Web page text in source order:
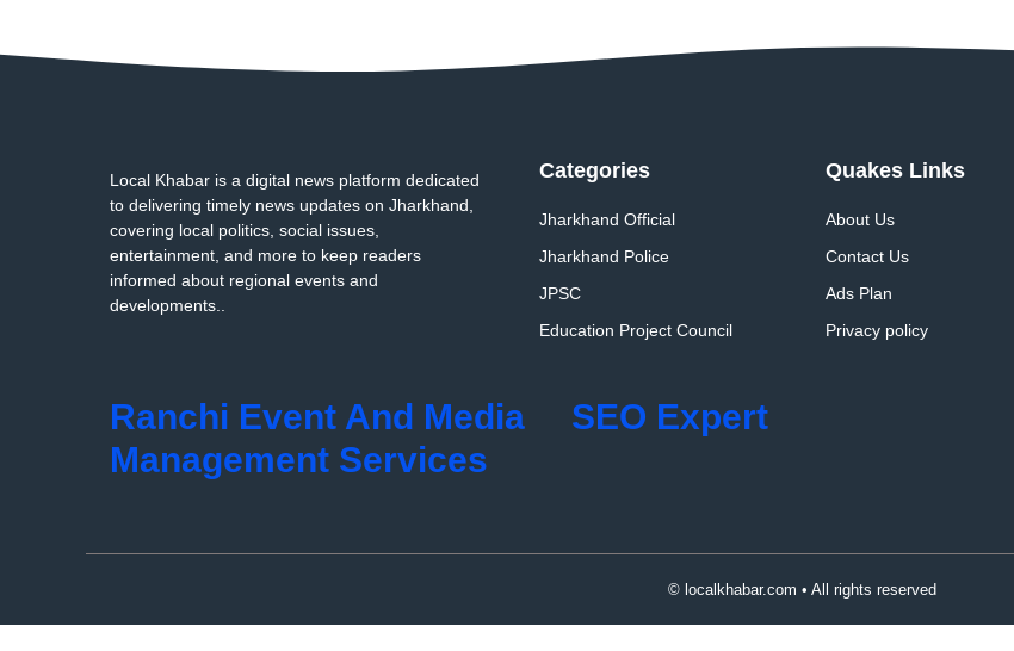
Local Khabar is a digital news platform dedicated
to delivering timely news updates on Jharkhand,
covering local politics, social issues,
entertainment, and more to keep readers
informed about regional events and
developments..
Categories
Jharkhand Official
Jharkhand Police
JPSC
Education Project Council
Quakes Links
About Us
Contact Us
Ads Plan
Privacy policy
Ranchi Event And Media
Management Services
SEO Expert
© localkhabar.com • All rights reserved